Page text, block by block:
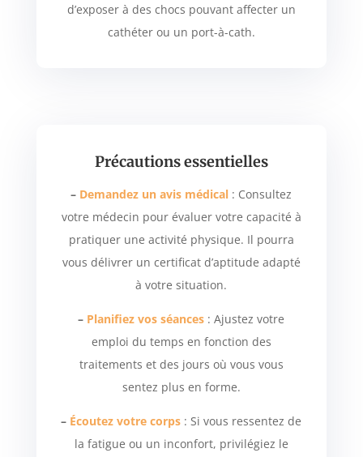
d’exposer à des chocs pouvant affecter un
cathéter ou un port-à-cath.
Précautions essentielles
– Demandez un avis médical : Consultez
votre médecin pour évaluer votre capacité à
pratiquer une activité physique. Il pourra
vous délivrer un certificat d’aptitude adapté
à votre situation.
– Planifiez vos séances : Ajustez votre
emploi du temps en fonction des
traitements et des jours où vous vous
sentez plus en forme.
– Écoutez votre corps : Si vous ressentez de
la fatigue ou un inconfort, privilégiez le